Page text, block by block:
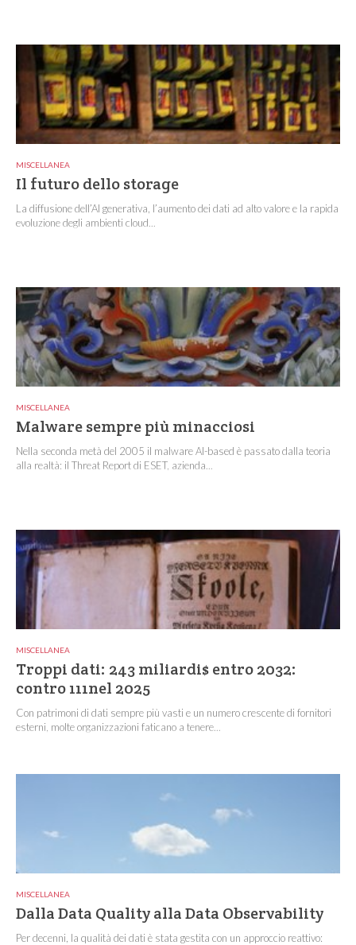
MISCELLANEA
Il futuro dello storage
La diffusione dell’AI generativa, l’aumento dei dati ad alto valore e la rapida
evoluzione degli ambienti cloud...
MISCELLANEA
Malware sempre più minacciosi
Nella seconda metà del 2005 il malware AI-based è passato dalla teoria
alla realtà: il Threat Report di ESET, azienda...
MISCELLANEA
Troppi dati: 243 miliardi$ entro 2032:
contro 111nel 2025
Con patrimoni di dati sempre più vasti e un numero crescente di fornitori
esterni, molte organizzazioni faticano a tenere...
MISCELLANEA
Dalla Data Quality alla Data Observability
Per decenni, la qualità dei dati è stata gestita con un approccio reattivo: